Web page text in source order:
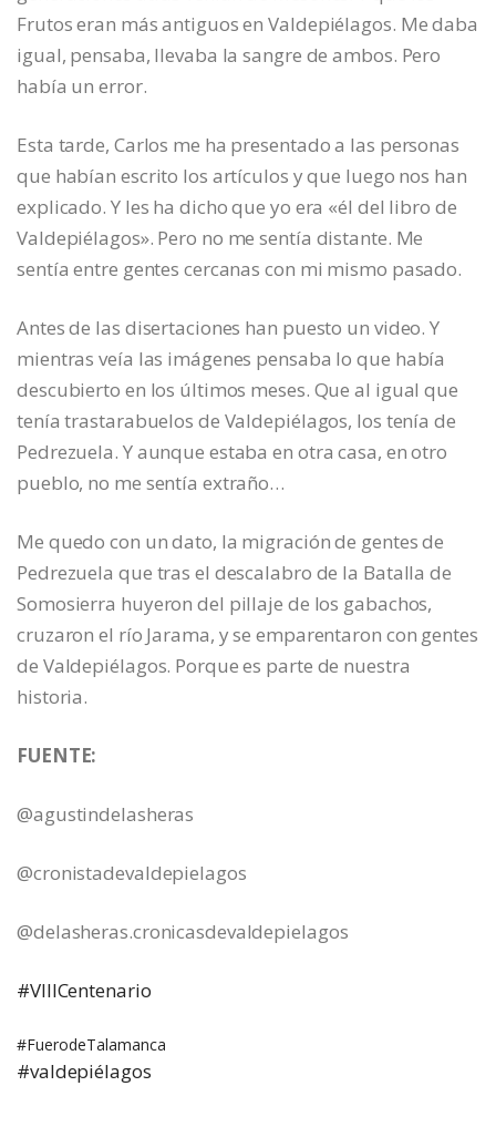
Frutos eran más antiguos en Valdepiélagos. Me daba
igual, pensaba, llevaba la sangre de ambos. Pero
había un error.
Esta tarde, Carlos me ha presentado a las personas
que habían escrito los artículos y que luego nos han
explicado. Y les ha dicho que yo era «él del libro de
Valdepiélagos». Pero no me sentía distante. Me
sentía entre gentes cercanas con mi mismo pasado.
Antes de las disertaciones han puesto un video. Y
mientras veía las imágenes pensaba lo que había
descubierto en los últimos meses. Que al igual que
tenía trastarabuelos de Valdepiélagos, los tenía de
Pedrezuela. Y aunque estaba en otra casa, en otro
pueblo, no me sentía extraño…
Me quedo con un dato, la migración de gentes de
Pedrezuela que tras el descalabro de la Batalla de
Somosierra huyeron del pillaje de los gabachos,
cruzaron el río Jarama, y se emparentaron con gentes
de Valdepiélagos. Porque es parte de nuestra
historia.
FUENTE:
@agustindelasheras
@cronistadevaldepielagos
@delasheras.cronicasdevaldepielagos
#VIIICentenario
#FuerodeTalamanca
#valdepiélagos